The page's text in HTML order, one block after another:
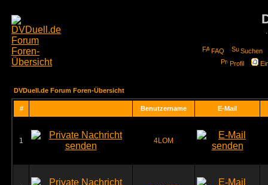
FAQ
Suchen
Profil
DVDuell.de Forum Foren-Übersicht
# Benutzername E-Mail
1 4LOM